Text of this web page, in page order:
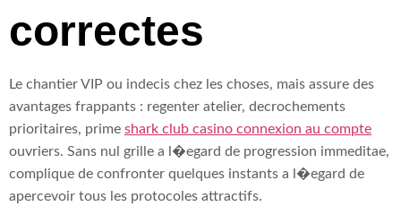
correctes
Le chantier VIP ou indecis chez les choses, mais assure des
avantages frappants : regenter atelier, decrochements
prioritaires, prime shark club casino connexion au compte
ouvriers. Sans nul grille a l�egard de progression immeditae,
complique de confronter quelques instants a l�egard de
apercevoir tous les protocoles attractifs.